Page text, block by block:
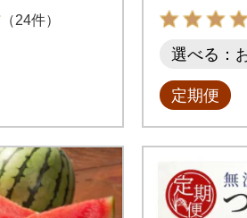
（24件）
選べる：
定期便